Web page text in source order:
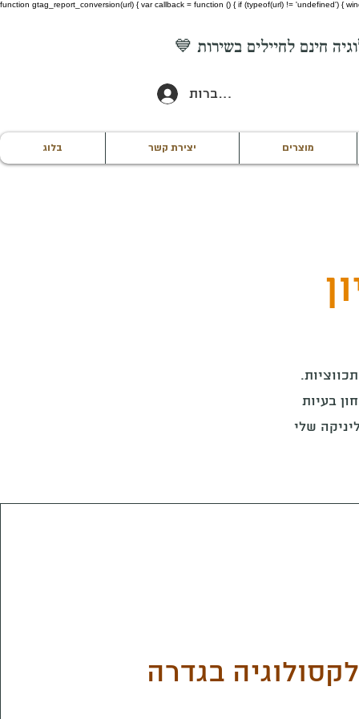
function gtag_report_conversion(url) { var callback = function () { if (typeof(url) != 'undefined') {
להתחברות
מוצרים יצירת קשר בלוג
בעיות
שלי
בגדרה